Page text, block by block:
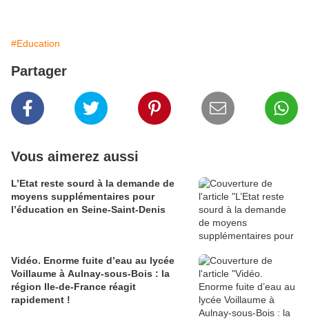
#Education
Partager
Vous aimerez aussi
L’Etat reste sourd à la demande de
moyens supplémentaires pour
l’éducation en Seine-Saint-Denis
Vidéo. Enorme fuite d’eau au lycée
Voillaume à Aulnay-sous-Bois : la
région Ile-de-France réagit
rapidement !